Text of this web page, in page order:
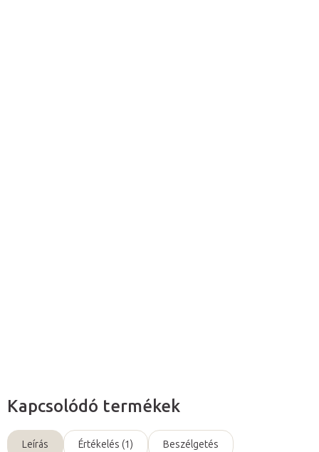
Kapcsolódó termékek
Leírás Értékelés (1) Beszélgetés